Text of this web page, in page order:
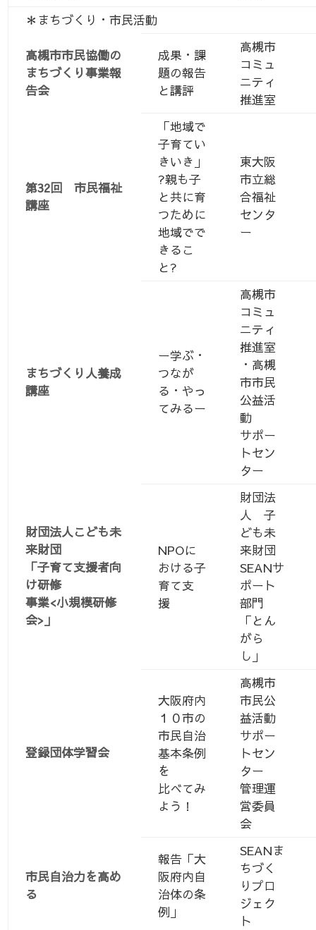
＊まちづくり・市民活動
高槻市市民協働の
まちづくり事業報
告会
成果・課
題の報告
と講評
高槻市
コミュ
ニティ
推進室
第32回 市民福祉
講座
「地域で
子育てい
きいき」
?親も子
と共に育
つために
地域でで
きるこ
と?
東大阪
市立総
合福祉
センタ
ー
まちづくり人養成
講座
ー学ぶ・
つなが
る・やっ
てみるー
高槻市
コミュ
ニティ
推進室
・高槻
市市民
公益活
動
サポー
トセン
ター
財団法人こども未
来財団
「子育て支援者向
け研修
事業<小規模研修
会>」
NPOに
おける子
育て支
援
財団法
人 子
ども未
来財団
SEANサ
ポート
部門
「とん
がら
し」
登録団体学習会
大阪府内
１０市の
市民自治
基本条例
を
比べてみ
よう！
高槻市
市民公
益活動
サポー
トセン
ター
管理運
営委員
会
市民自治力を高め
る
報告「大
阪府内自
治体の条
例」
SEANま
ちづく
りプロ
ジェク
ト